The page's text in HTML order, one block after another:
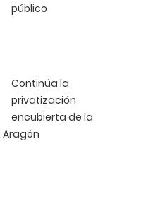
público
Continúa la
privatización
encubierta de la